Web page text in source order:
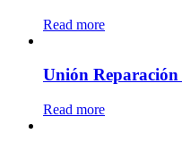
Read more
Unión Reparación
Read more